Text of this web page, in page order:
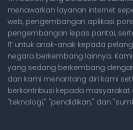
menawarkan layanan internet
web, pengembangan aplikasi
pengembangan lepas pantai,
IT untuk anak-anak kepada
negara berkembang lainnya.
yang sedang berkembang
dan kami menantang diri kami
berkontribusi kepada
"teknologi," "pendidikan," dan